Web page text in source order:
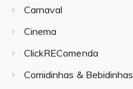
Carnaval
Cinema
ClickREComenda
Comidinhas & Bebidinhas